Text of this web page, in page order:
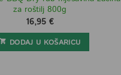
za roštilj 800g
16,95 €
DODAJ U KOŠARICU